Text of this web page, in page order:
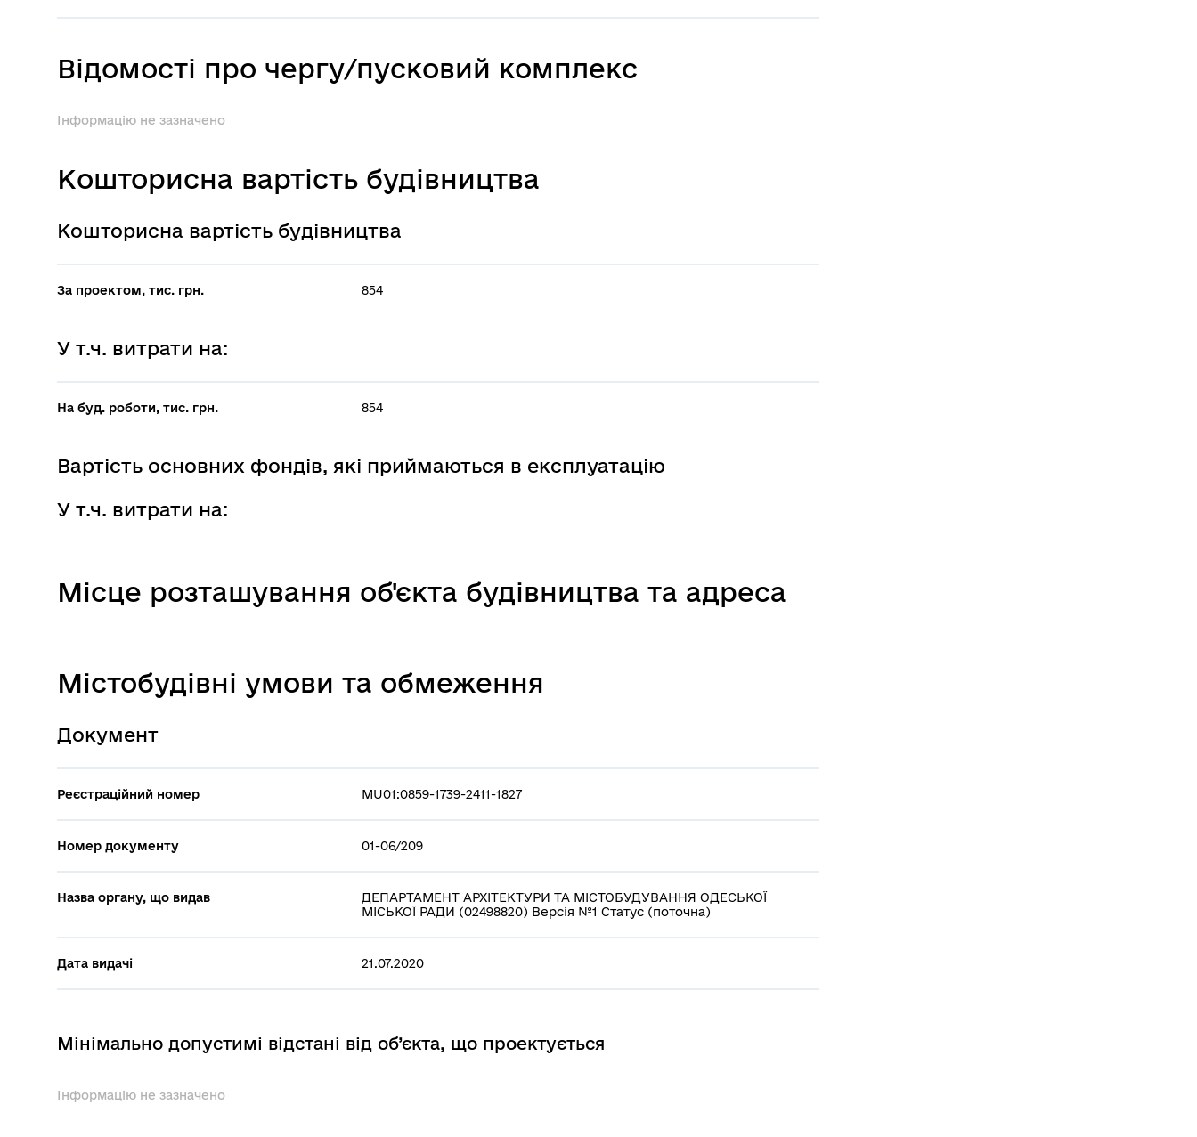
Відомості про чергу/пусковий комплекс
Інформацію не зазначено
Кошторисна вартість будівництва
Кошторисна вартість будівництва
За проектом, тис. грн. 854
У т.ч. витрати на:
На буд. роботи, тис. грн. 854
Вартість основних фондів, які приймаються в експлуатацію
У т.ч. витрати на:
Місце розташування об'єкта будівництва та адреса
Містобудівні умови та обмеження
Документ
Реєстраційний номер MU01:0859-1739-2411-1827
Номер документу 01-06/209
Назва органу, що видав
ДЕПАРТАМЕНТ АРХІТЕКТУРИ ТА МІСТОБУДУВАННЯ ОДЕСЬКОЇ
МІСЬКОЇ РАДИ (02498820) Версія №1 Статус (поточна)
Дата видачі 21.07.2020
Мінімально допустимі відстані від об’єкта, що проектується
Інформацію не зазначено